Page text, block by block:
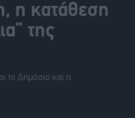
η κατάθεση
της
το Δημόσιο και η